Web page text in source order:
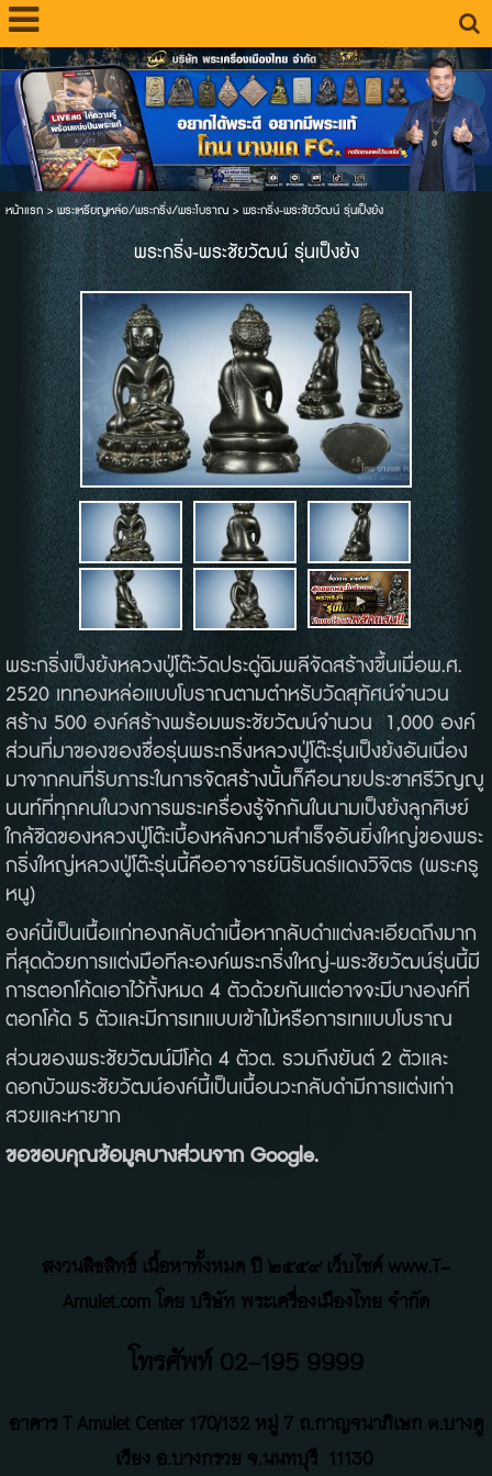
หน้าแรก>พระเหรียญหล่อ/พระกริ่ง/พระโบราณ> พระกริ่ง-พระชัยวัฒน์ รุ่นเป็งย้ง
พระกริ่ง-พระชัยวัฒน์ รุ่นเป็งย้ง
พระกริ่งเป็งย้งหลวงปู่โต๊ะวัดประดู่ฉิมพลีจัดสร้างขึ้นเมื่อพ.ศ.
2520 เททองหล่อแบบโบราณตามตำหรับวัดสุทัศน์จำนวน
สร้าง500 องค์สร้างพร้อมพระชัยวัฒน์จำนวน 1,000องค์
ส่วนที่มาของของชื่อรุ่นพระกริ่งหลวงปู่โต๊ะรุ่นเป็งย้งอันเนื่อง
มาจากคนที่รับภาระในการจัดสร้างนั้นก็คือนายประชาศรีวิญญู
นนท์ที่ทุกคนในวงการพระเครื่องรู้จักกันในนามเป็งย้งลูกศิษย์
ใกล้ชิดของหลวงปู่โต๊ะเบื้องหลังความสำเร็จอันยิ่งใหญ่ของพระ
กริ่งใหญ่หลวงปู่โต๊ะรุ่นนี้คืออาจารย์นิรันดร์แดงวิจิตร (พระครู
หนู)
องค์นี้เป็นเนื้อแก่ทองกลับดำเนื้อหากลับดำแต่งละเอียดถึงมาก
ที่สุดด้วยการแต่งมือทีละองค์พระกริ่งใหญ่-พระชัยวัฒน์รุ่นนี้มี
การตอกโค้ดเอาไว้ทั้งหมด4 ตัวด้วยกันแต่อาจจะมีบางองค์ที่
ตอกโค้ด5 ตัวและมีการเทแบบเข้าไม้หรือการเทแบบโบราณ
ส่วนของพระชัยวัฒน์มีโค้ด4 ตัวต. รวมถึงยันต์2 ตัวและ
ดอกบัวพระชัยวัฒน์องค์นี้เป็นเนื้อนวะกลับดำมีการแต่งเก่า
สวยและหายาก
ขอขอบคุณข้อมูลบางส่วนจากGoogle.
สงวนลิขสิทธิ์ เนื้อหาทั้งหมด ปี ๒๕๕๙ เว็บไซค์ www.T-
Amulet.com โดย บริษัท พระเครื่องเมืองไทย จำกัด
โทรศัพท์ 02-195 9999
อาคาร T Amulet Center170/132 หมู่ 7 ถ.กาญจนาภิเษก ต.บางคู
เวียง อ.บางกรวย จ.นนทบุรี 11130